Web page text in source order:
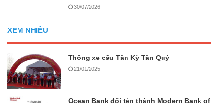
30/07/2026
XEM NHIỀU
Thông xe cầu Tân Kỳ Tân Quý
21/01/2025
Ocean Bank đổi tên thành Modern Bank of